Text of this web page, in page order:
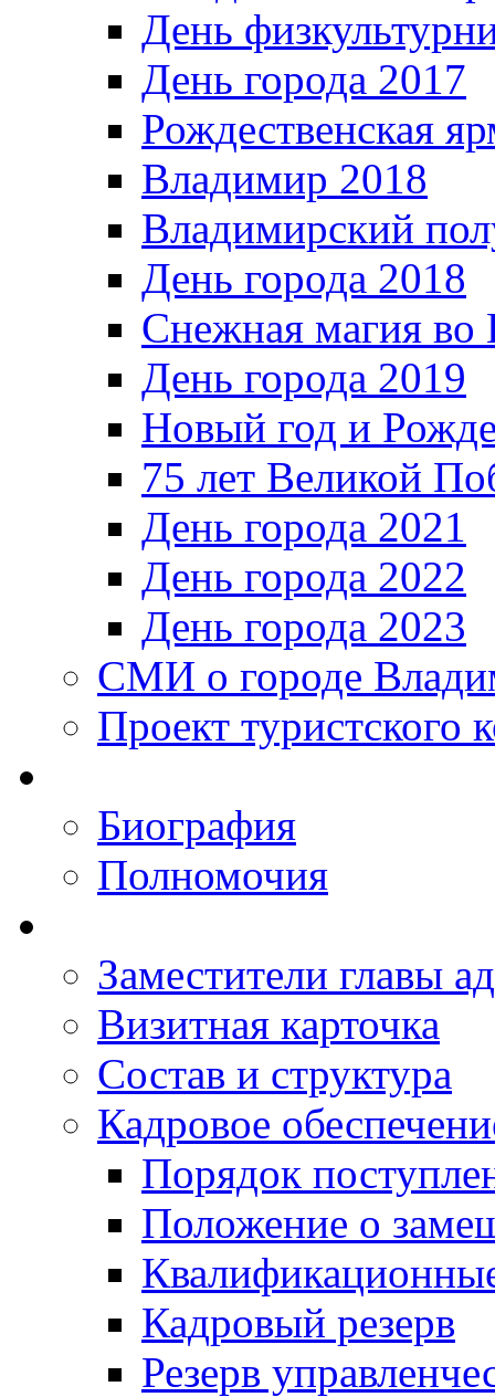
День
День города 2017
Рождественская
Владимир 2018
Владимирский
День города 2018
Снежная магия во
День города 2019
Новый год и
75 лет Великой
День города 2021
День города 2022
День города 2023
СМИ о городе
Проект туристского
Биография
Полномочия
Заместители главы
Визитная карточка
Состав и структура
Кадровое
Порядок
Положение о
Кадровый резерв
Резерв